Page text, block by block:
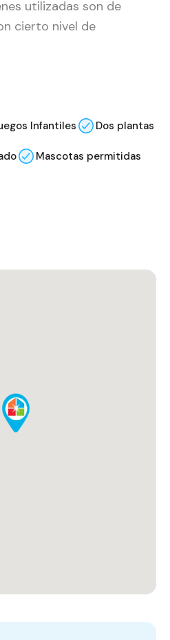
utilizadas son de
cierto nivel de
Infantiles Dos plantas
Mascotas permitidas